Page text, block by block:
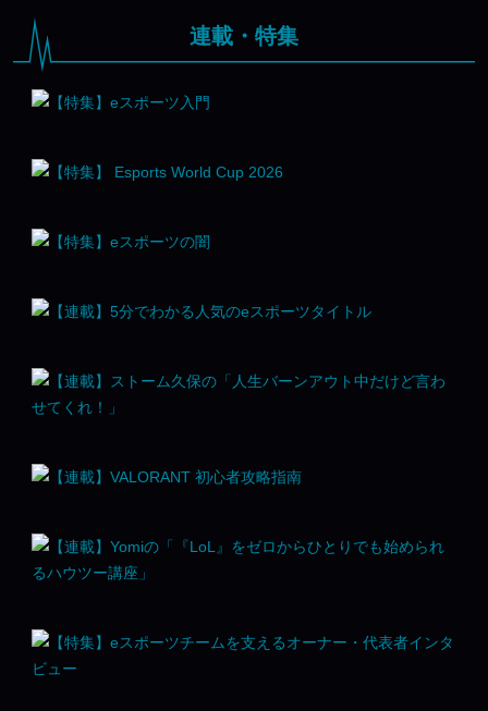
連載・特集